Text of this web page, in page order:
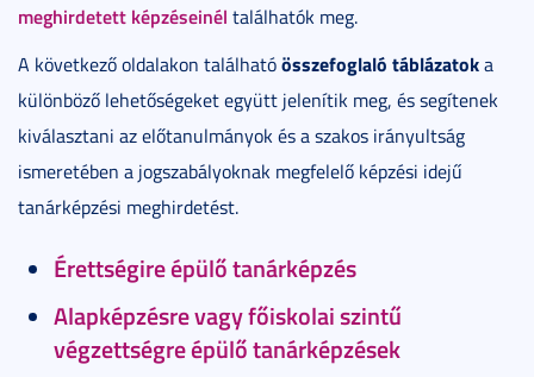
meghirdetett képzéseinél találhatók meg.
A következő oldalakon találhatóösszefoglaló táblázatoka
különböző lehetőségeket együtt jelenítik meg, és segítenek
kiválasztani az előtanulmányok és a szakos irányultság
ismeretében a jogszabályoknak megfelelő képzési idejű
tanárképzési meghirdetést.
Érettségire épülő tanárképzés
Alapképzésre vagy főiskolai szintű
végzettségre épülő tanárképzések